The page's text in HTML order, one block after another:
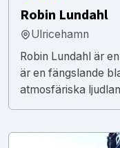
Robin Lundahl
Ulricehamn
Robin Lundahl är
är en fängslande
atmosfäriska